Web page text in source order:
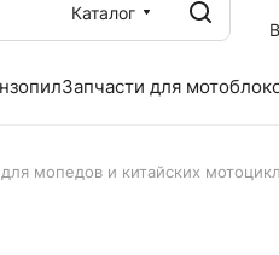
Каталог
Запчасти для
мопедов и китайских